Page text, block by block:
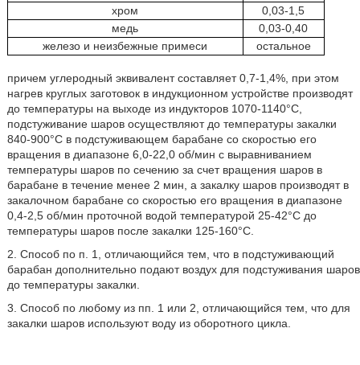
хром
0,03-1,5
медь
0,03-0,40
железо и неизбежные примеси
остальное
причем углеродный эквивалент составляет 0,7-1,4%, при этом
нагрев круглых заготовок в индукционном устройстве производят
до температуры на выходе из индукторов 1070-1140°C,
подстуживание шаров осуществляют до температуры закалки
840-900°C в подстуживающем барабане со скоростью его
вращения в диапазоне 6,0-22,0 об/мин с выравниванием
температуры шаров по сечению за счет вращения шаров в
барабане в течение менее 2 мин, а закалку шаров производят в
закалочном барабане со скоростью его вращения в диапазоне
0,4-2,5 об/мин проточной водой температурой 25-42°C до
температуры шаров после закалки 125-160°C.
2. Способ по п. 1, отличающийся тем, что в подстуживающий
барабан дополнительно подают воздух для подстуживания шаров
до температуры закалки.
3. Способ по любому из пп. 1 или 2, отличающийся тем, что для
закалки шаров используют воду из оборотного цикла.